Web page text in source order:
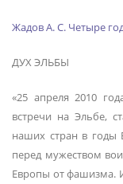
Жадов А. С. Четыре
ДУХ ЭЛЬБЫ
«25 апреля 2010
встречи на Эльбе,
наших стран в
перед мужеством
Европы от фашизма.